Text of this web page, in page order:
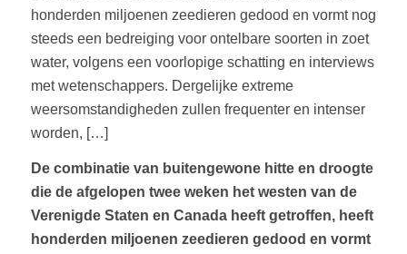
honderden miljoenen zeedieren gedood en vormt nog
steeds een bedreiging voor ontelbare soorten in zoet
water, volgens een voorlopige schatting en interviews
met wetenschappers. Dergelijke extreme
weersomstandigheden zullen frequenter en intenser
worden, […]
De combinatie van buitengewone hitte en droogte
die de afgelopen twee weken het westen van de
Verenigde Staten en Canada heeft getroffen, heeft
honderden miljoenen zeedieren gedood en vormt